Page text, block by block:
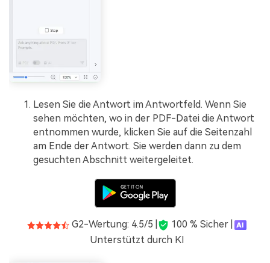
Lesen Sie die Antwort im Antwortfeld. Wenn Sie
sehen möchten, wo in der PDF-Datei die Antwort
entnommen wurde, klicken Sie auf die Seitenzahl
am Ende der Antwort. Sie werden dann zu dem
gesuchten Abschnitt weitergeleitet.
G2-Wertung: 4.5/5 |
100 % Sicher |
Unterstützt durch KI